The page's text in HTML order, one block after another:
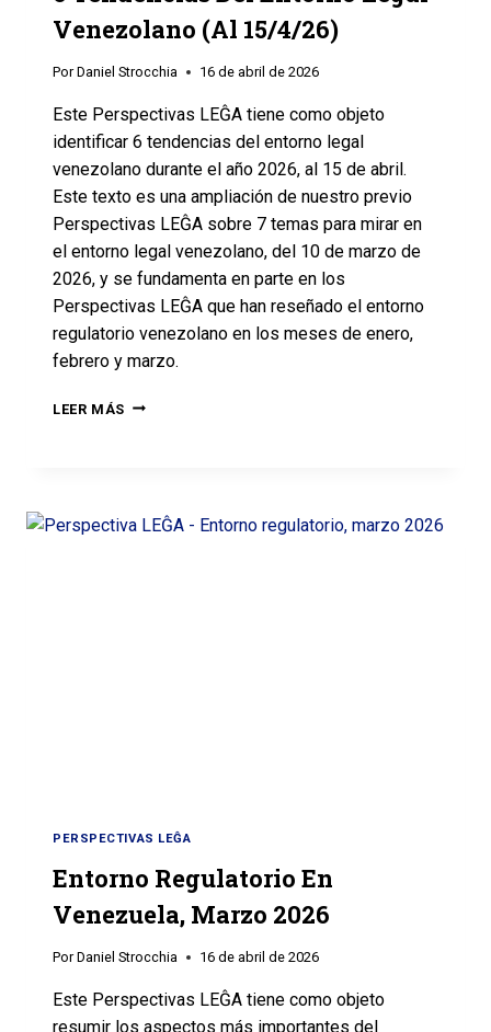
Venezolano (al 15/4/26)
Por Daniel Strocchia 16 de abril de 2026
Este Perspectivas LEĜA tiene como objeto
identificar 6 tendencias del entorno legal
venezolano durante el año 2026, al 15 de abril.
Este texto es una ampliación de nuestro previo
Perspectivas LEĜA sobre 7 temas para mirar en
el entorno legal venezolano, del 10 de marzo de
2026, y se fundamenta en parte en los
Perspectivas LEĜA que han reseñado el entorno
regulatorio venezolano en los meses de enero,
febrero y marzo.
LEER MÁS
PERSPECTIVAS LEĜA
Entorno Regulatorio En
Venezuela, Marzo 2026
Por Daniel Strocchia 16 de abril de 2026
Este Perspectivas LEĜA tiene como objeto
resumir los aspectos más importantes del